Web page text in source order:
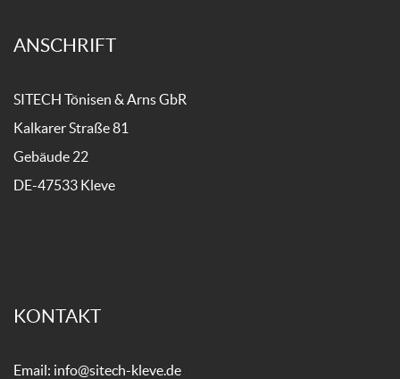
ANSCHRIFT
SITECH Tönisen & Arns GbR
Kalkarer Straße 81
Gebäude 22
DE-47533 Kleve
KONTAKT
Email: info@sitech-kleve.de